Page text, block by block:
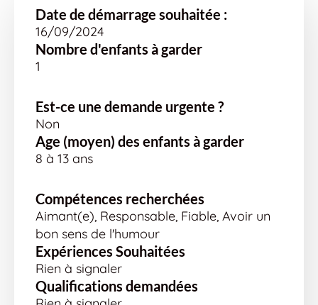
Date de démarrage souhaitée :
16/09/2024
Nombre d'enfants à garder
1
Est-ce une demande urgente ?
Non
Age (moyen) des enfants à garder
8 à 13 ans
Compétences recherchées
Aimant(e), Responsable, Fiable, Avoir un
bon sens de l'humour
Expériences Souhaitées
Rien à signaler
Qualifications demandées